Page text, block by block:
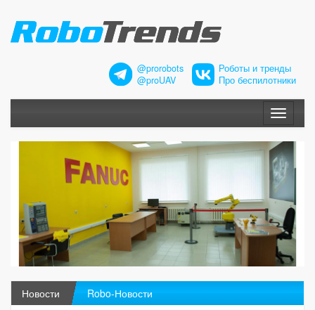
@prorobots
@proUAV
Роботы и тренды
Про беспилотники
Меню
Новости Robo-Новости